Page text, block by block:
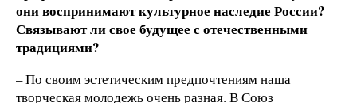
они воспринимают культурное наследие России?
Связывают ли свое будущее с отечественными
традициями?
– По своим эстетическим предпочтениям наша
творческая молодежь очень разная. В Союз